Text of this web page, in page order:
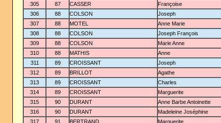
305
87 CASSER
Françoise
306
88 COLSON
Joseph
307
88 MOTEL
Anne Marie
308
88 COLSON
Joseph François
309
88 COLSON
Marie Anne
310
88 MATHIS
Anne
311
89 CROISSANT
Joseph
312
89 BRILLOT
Agathe
313
89 CROISSANT
Charles
314
89 CROISSANT
Marguerite
315
90 DURANT
Anne Barbe Antoinette
316
90 DURANT
Madeleine Joséphine
317
91 BERTRAND
Marguerite